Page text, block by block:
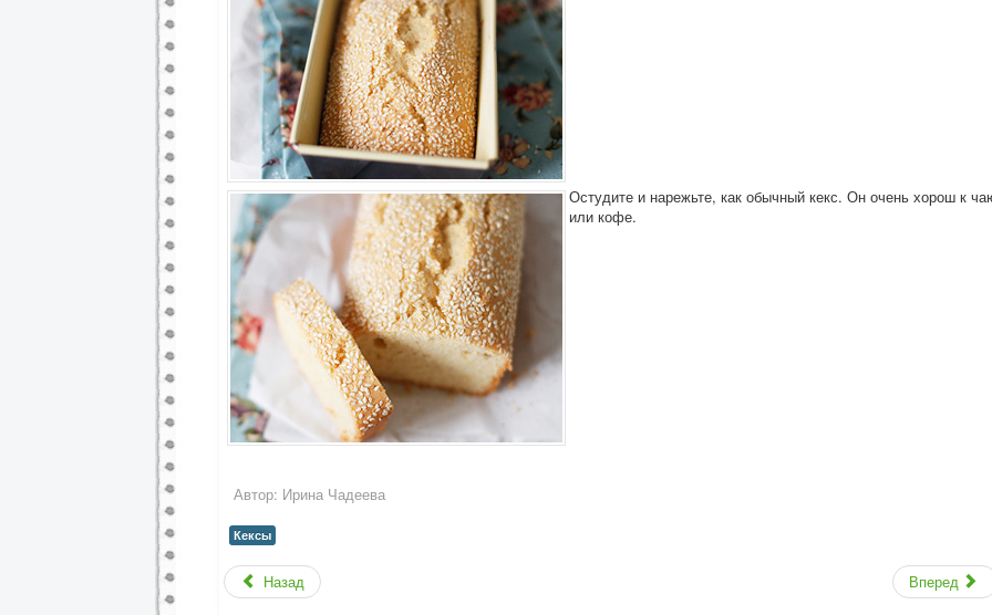
Остудите и нарежьте, как обычный кекс. Он очень хорош к
или кофе.
Автор: Ирина Чадеева
Кексы
Назад Вперед